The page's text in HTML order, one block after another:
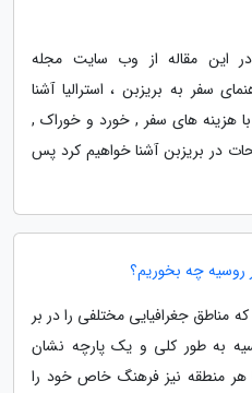
این مقاله از وب سایت مجله
سفر به بریزبن ، استرالیا آشنا
با هزینه های سفر , خورد و خوراک ,
در بریزبن آشنا خواهیم کرد پس
روسیه چه بخوریم؟
مناطق جغرافیایی مختلفی را در بر
به طور کلی و یک پارچه نشان
منطقه نیز فرهنگ خاص خود را